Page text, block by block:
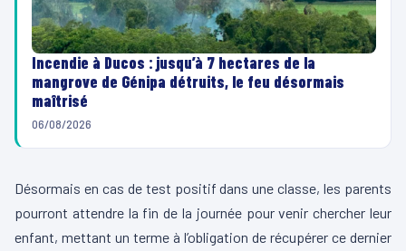
Incendie à Ducos : jusqu’à 7 hectares de la
mangrove de Génipa détruits, le feu désormais
maîtrisé
06/08/2026
Désormais en cas de test positif dans une classe, les parents
pourront attendre la fin de la journée pour venir chercher leur
enfant, mettant un terme à l’obligation de récupérer ce dernier